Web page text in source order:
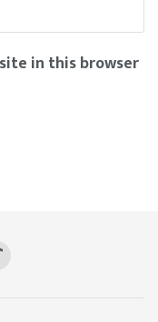
in this browser